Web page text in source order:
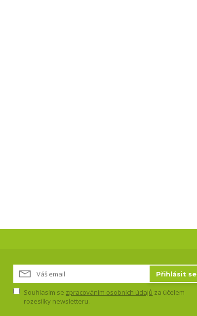
Přihlásit se
Souhlasím se zpracováním osobních údajů za účelem
rozesílky newsletteru.